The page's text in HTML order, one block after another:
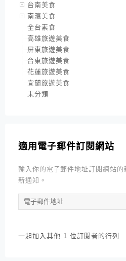
台南美食
南瀛美食
全台素食
高雄旅遊美食
屏東旅遊美食
台東旅遊美食
花蓮旅遊美食
宜蘭旅遊美食
未分類
適用電子郵件訂閱網站
輸入你的電子郵件地址訂閱網站
新通知。
電
子
件
一起加入其他 1 位訂閱者的行列